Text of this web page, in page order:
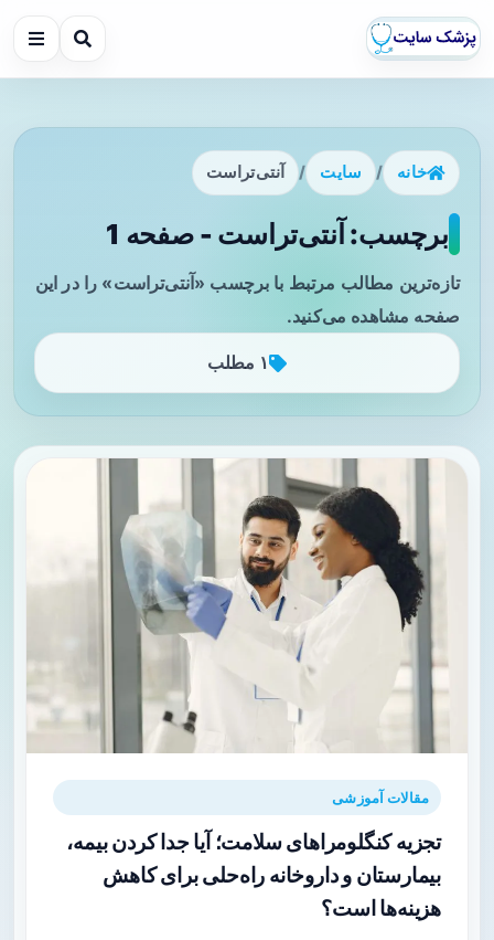
خانه / سایت / آنتی‌تراست
برچسب: آنتی‌تراست - صفحه 1
تازه‌ترین مطالب مرتبط با برچسب «آنتی‌تراست» را در این
صفحه مشاهده می‌کنید.
۱ مطلب
مقالات آموزشی
تجزیه کنگلومراهای سلامت؛ آیا جدا کردن بیمه،
بیمارستان و داروخانه راه‌حلی برای کاهش
هزینه‌ها است؟